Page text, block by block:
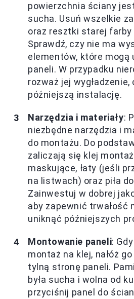
powierzchnia ściany
sucha. Usuń wszelkie
oraz resztki starej
Sprawdź, czy nie ma
elementów, które mogą
paneli. W przypadku
rozważ jej wygładzenie,
późniejszą instalację.
Narzędzia i materiały:
niezbędne narzędzia i
do montażu. Do
zaliczają się klej
maskujące, łaty (jeśli
na listwach) oraz piła
Zainwestuj w dobrej
aby zapewnić trwałość
uniknąć późniejszych
Montowanie paneli:
montaż na klej, nałóż
tylną stronę paneli.
była sucha i wolna od
przyciśnij panel do